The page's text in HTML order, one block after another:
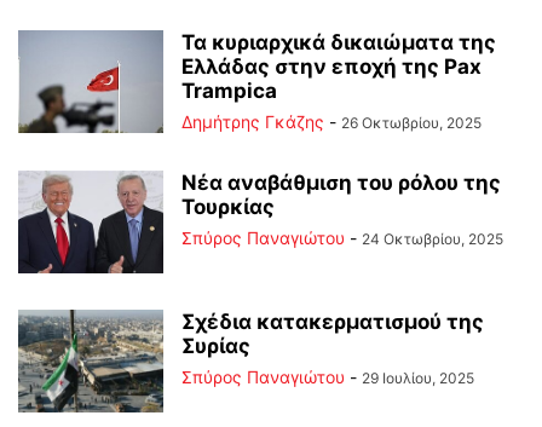
Τα κυριαρχικά δικαιώματα της
Ελλάδας στην εποχή της Pax
Trampica
Δημήτρης Γκάζης - 26 Οκτωβρίου, 2025
Νέα αναβάθμιση του ρόλου της
Τουρκίας
Σπύρος Παναγιώτου - 24 Οκτωβρίου, 2025
Σχέδια κατακερματισμού της
Συρίας
Σπύρος Παναγιώτου - 29 Ιουλίου, 2025